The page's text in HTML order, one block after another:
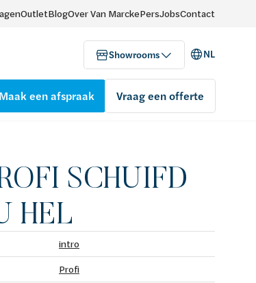
OutletBlogOver Van MarckePersJobsContact
Showrooms NL
Maak een afspraak Vraag een offerte
SCHUIFD
HEL
intro
Profi